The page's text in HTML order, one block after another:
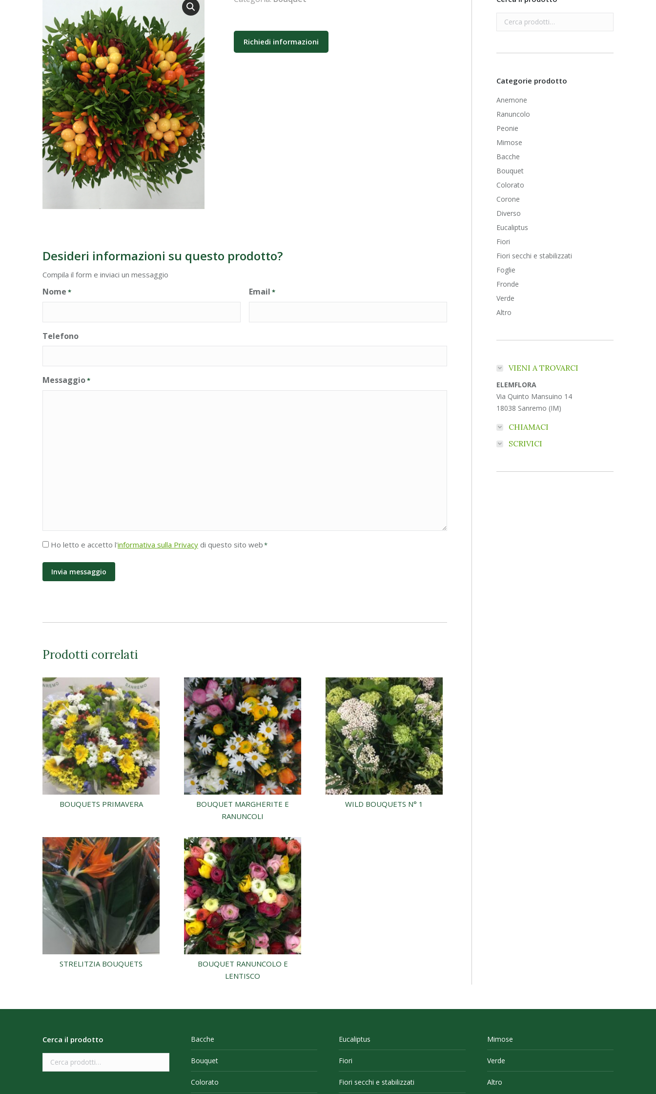
Richiedi informazioni
Desideri informazioni su questo prodotto?
Compila il form e inviaci un messaggio
Nome * Email *
Telefono
Messaggio*
Accettazione
Ho letto e accetto l'informativa sulla Privacy di questo sito web*
Prodotti correlati
BOUQUETS PRIMAVERA
BOUQUET MARGHERITE E
RANUNCOLI
WILD BOUQUETS N° 1
STRELITZIA BOUQUETS
BOUQUET RANUNCOLO E
LENTISCO
Categorie prodotto
Anemone
Ranuncolo
Peonie
Mimose
Bacche
Bouquet
Colorato
Corone
Diverso
Eucaliptus
Fiori
Fiori secchi e stabilizzati
Foglie
Fronde
Verde
Altro
VIENI A TROVARCI
ELEMFLORA
Via Quinto Mansuino 14
18038 Sanremo (IM)
CHIAMACI
SCRIVICI
Cerca il prodotto Bacche
Bouquet
Colorato
Eucaliptus
Fiori
Fiori secchi e stabilizzati
Mimose
Verde
Altro